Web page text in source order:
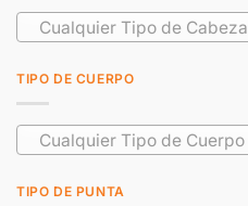
Cualquier Tipo de Cabeza
TIPO DE CUERPO
Cualquier Tipo de Cuerpo
TIPO DE PUNTA